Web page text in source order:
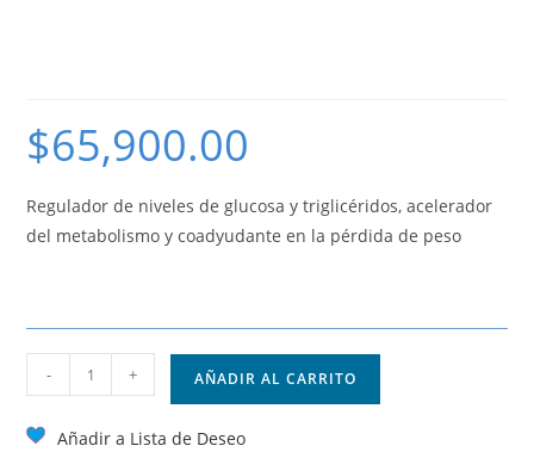
$65,900.00
Regulador de niveles de glucosa y triglicéridos, acelerador
del metabolismo y coadyudante en la pérdida de peso
- + AÑADIR AL CARRITO
Añadir a Lista de Deseo